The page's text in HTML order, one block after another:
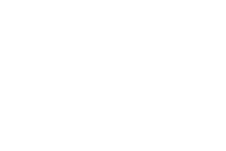
pétanque, stolní hry, loďka s průhledným
vodní sporty
za poplatek.